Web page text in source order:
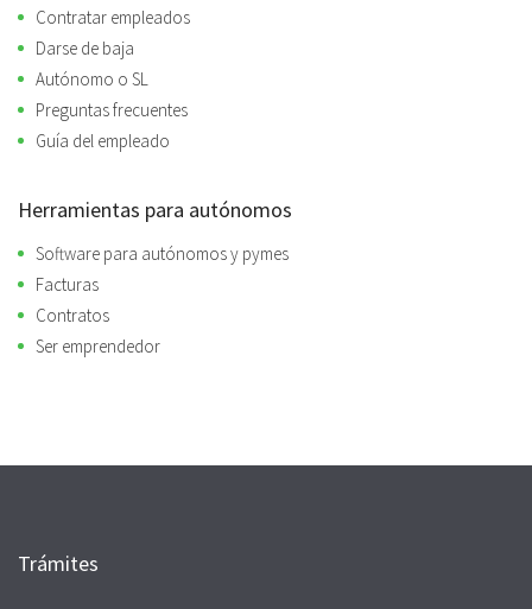
Contratar empleados
Darse de baja
Autónomo o SL
Preguntas frecuentes
Guía del empleado
Herramientas para autónomos
Software para autónomos y pymes
Facturas
Contratos
Ser emprendedor
Trámites